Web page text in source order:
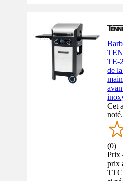
TE-
de
Cet
noté.
(0)
Prix
prix